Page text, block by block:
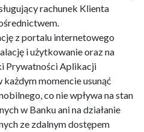
rachunek Klienta
z portalu internetowego
i użytkowanie oraz na
Prywatności Aplikacji
momencie usunąć
co nie wpływa na stan
w Banku ani na działanie
ze zdalnym dostępem